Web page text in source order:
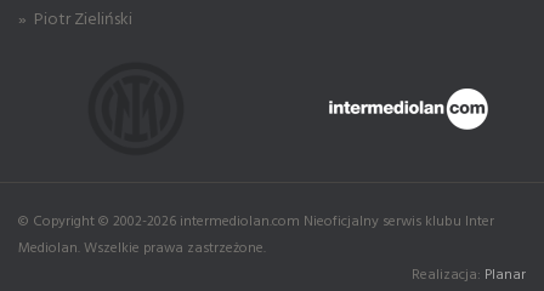
» Piotr Zieliński
© Copyright © 2002-2026 intermediolan.com Nieoficjalny serwis klubu Inter
Mediolan. Wszelkie prawa zastrzeżone.
Realizacja: Planar